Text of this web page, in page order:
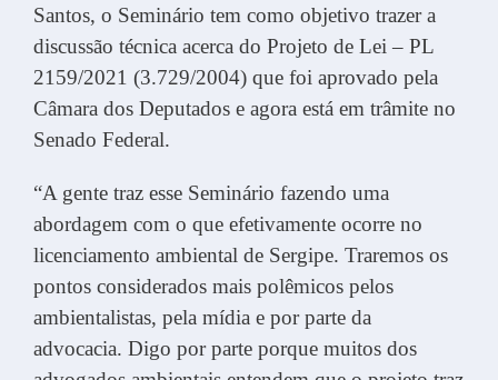
Santos, o Seminário tem como objetivo trazer a
discussão técnica acerca do Projeto de Lei – PL
2159/2021 (3.729/2004) que foi aprovado pela
Câmara dos Deputados e agora está em trâmite no
Senado Federal.
“A gente traz esse Seminário fazendo uma
abordagem com o que efetivamente ocorre no
licenciamento ambiental de Sergipe. Traremos os
pontos considerados mais polêmicos pelos
ambientalistas, pela mídia e por parte da
advocacia. Digo por parte porque muitos dos